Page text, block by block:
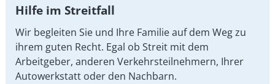
Hilfe im Streitfall
Wir begleiten Sie und Ihre Familie auf dem Weg zu
ihrem guten Recht. Egal ob Streit mit dem
Arbeitgeber, anderen Verkehrsteilnehmern, Ihrer
Autowerkstatt oder den Nachbarn.